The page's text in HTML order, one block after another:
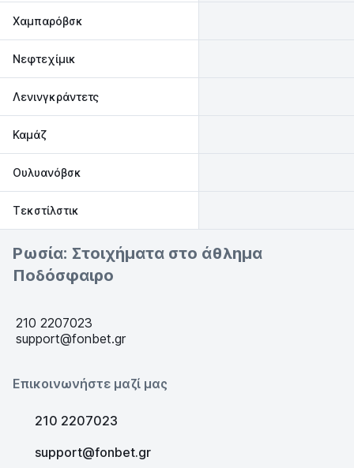
Χαμπαρόβσκ
Νεφτεχίμικ
Λενινγκράντετς
Καμάζ
Ουλυανόβσκ
Τεκστίλστικ
Ρωσία: Στοιχήματα στο άθλημα
Ποδόσφαιρο
210 2207023
support@fonbet.gr
Επικοινωνήστε μαζί μας
210 2207023
support@fonbet.gr